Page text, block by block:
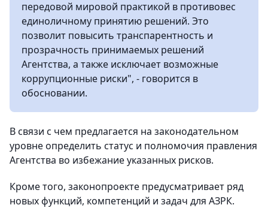
передовой мировой практикой в противовес
единоличному принятию решений. Это
позволит повысить транспарентность и
прозрачность принимаемых решений
Агентства, а также исключает возможные
коррупционные риски", - говорится в
обосновании.
В связи с чем предлагается на законодательном
уровне определить статус и полномочия правления
Агентства во избежание указанных рисков.
Кроме того, законопроекте предусматривает ряд
новых функций, компетенций и задач для АЗРК.